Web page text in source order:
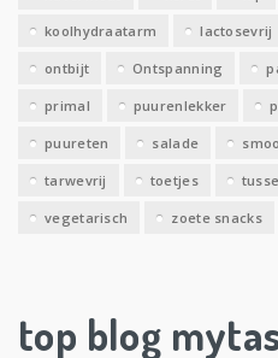
koolhydraatarm lactosevrij
ontbijt Ontspanning
primal puurenlekker
puureten salade
tarwevrij toetjes
vegetarisch zoete snacks
top blog